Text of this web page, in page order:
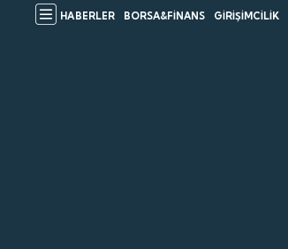
HABERLER BORSA&FİNANS GİRİŞİMCİLİK